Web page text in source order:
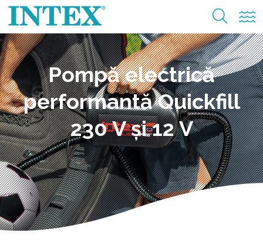
Pompă electrică
performantă Quickfill
230 V și 12 V